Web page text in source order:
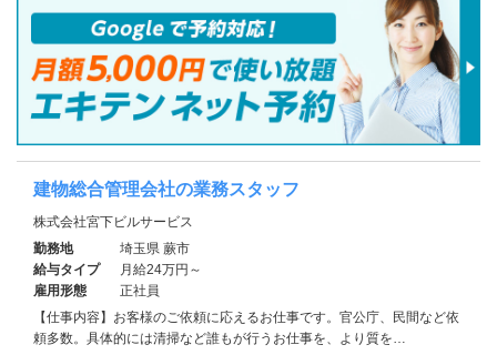
建物総合管理会社の業務スタッフ
株式会社宮下ビルサービス
勤務地
埼玉県 蕨市
給与タイプ
月給24万円～
雇用形態
正社員
【仕事内容】お客様のご依頼に応えるお仕事です。官公庁、民間など依
頼多数。具体的には清掃など誰もが行うお仕事を、より質を…